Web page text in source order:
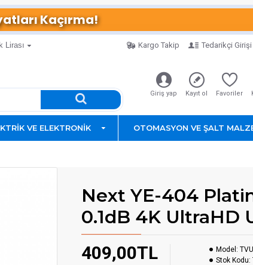
Kaçırma!
Lirası Kargo Takip Tedarikçi Girişi
Giriş yap Kayıt ol Favoriler
VE ELEKTRONIK OTOMASYON VE ŞALT
Next YE-404
0.1dB 4K UltraHD
409,00TL Model:
Stok Kodu: